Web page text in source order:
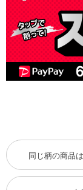
同じ柄の商品